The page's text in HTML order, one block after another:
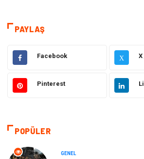
Sağlık
Hukuk
Elektrik & Elektronik Giyim
Eğitim ve Kariyer
Otomotiv
PAYLAŞ
Facebook X
Pinterest
POPÜLER
GENEL